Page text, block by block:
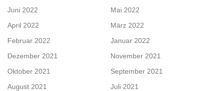
Juni 2022
Mai 2022
April 2022
März 2022
Februar 2022
Januar 2022
Dezember 2021
November 2021
Oktober 2021
September 2021
August 2021
Juli 2021